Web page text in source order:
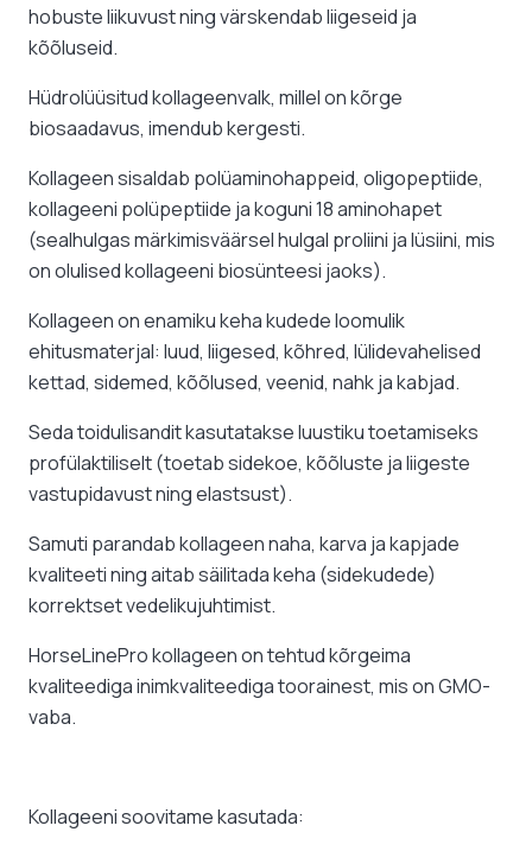
hobuste liikuvust ning värskendab liigeseid ja
kõõluseid.
Hüdrolüüsitud kollageenvalk, millel on kõrge
biosaadavus, imendub kergesti.
Kollageen sisaldab polüaminohappeid, oligopeptiide,
kollageeni polüpeptiide ja koguni 18 aminohapet
(sealhulgas märkimisväärsel hulgal proliini ja lüsiini, mis
on olulised kollageeni biosünteesi jaoks).
Kollageen on enamiku keha kudede loomulik
ehitusmaterjal: luud, liigesed, kõhred, lülidevahelised
kettad, sidemed, kõõlused, veenid, nahk ja kabjad.
Seda toidulisandit kasutatakse luustiku toetamiseks
profülaktiliselt (toetab sidekoe, kõõluste ja liigeste
vastupidavust ning elastsust).
Samuti parandab kollageen naha, karva ja kapjade
kvaliteeti ning aitab säilitada keha (sidekudede)
korrektset vedelikujuhtimist.
HorseLinePro kollageen on tehtud kõrgeima
kvaliteediga inimkvaliteediga toorainest, mis on GMO-
vaba.
Kollageeni soovitame kasutada: